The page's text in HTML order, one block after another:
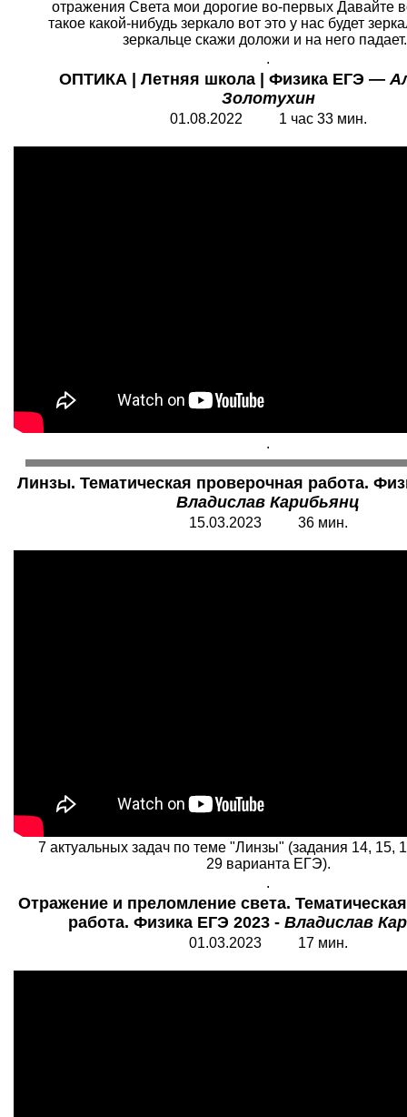
отражения Света мои дорогие во-первых Давайте
такое какой-нибудь зеркало вот это у нас будет
зеркальце скажи доложи и на него
.
ОПТИКА | Летняя школа | Физика ЕГЭ —
Золотухин
01.08.2022 1 час 33 мин.
.
Линзы. Тематическая проверочная работа.
Владислав Карибьянц
15.03.2023 36 мин.
7 актуальных задач по теме "Линзы" (задания 14, 15,
29 варианта ЕГЭ).
.
Отражение и преломление света.
работа. Физика ЕГЭ 2023 - Владислав
01.03.2023 17 мин.